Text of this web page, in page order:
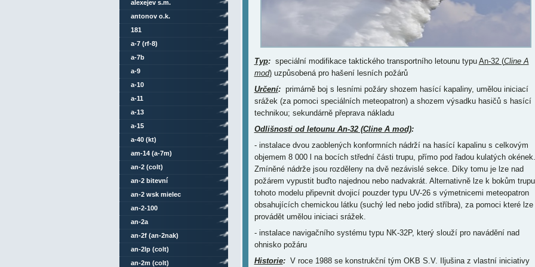
Typ:speciální modifikace taktického transportního letounu typu An-32 (Cline A
mod)uzpůsobená pro hašení lesních požárů
Určení:primárně boj s lesními požáry shozem hasící kapaliny, umělou iniciací
srážek (za pomoci speciálních meteopatron) a shozem výsadku hasičů s hasící
technikou; sekundárně přeprava nákladu
Odlišnosti od letounu An-32 (Cline A mod):
- instalace dvou zaoblených konformních nádrží na hasící kapalinu s celkovým
objemem 8 000 l na bocích střední části trupu, přímo pod řadou kulatých okének.
Zmíněné nádrže jsou rozděleny na dvě nezávislé sekce. Díky tomu je lze nad
požárem vypustit buďto najednou nebo nadvakrát. Alternativně lze k bokům trupu
tohoto modelu připevnit dvojicí pouzder typu UV-26 s výmetnicemi meteopatron
obsahujících chemickou látku (suchý led nebo jodid stříbra), za pomoci které lze
provádět umělou iniciaci srážek.
- instalace navigačního systému typu NK-32P, který slouží pro navádění nad
ohnisko požáru
Historie:V roce 1988 se konstrukční tým OKB S.V. Iljušina z vlastní iniciativy
alexejev s.m.
antonov o.k.
181
a-7 (rf-8)
a-7b
a-9
a-10
a-11
a-13
a-15
a-40 (kt)
am-14 (a-7m)
an-2 (colt)
an-2 bitevní
an-2 wsk mielec
an-2-100
an-2a
an-2f (an-2nak)
an-2lp (colt)
an-2m (colt)